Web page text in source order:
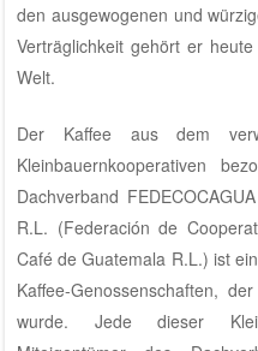
den ausgewogenen und
Verträglichkeit gehört er
Welt.
Der Kaffee aus dem
Kleinbauernkooperativen
Dachverband
R.L. (Federación de
Café de Guatemala R.L.) ist
Kaffee-Genossenschaften,
wurde. Jede dieser